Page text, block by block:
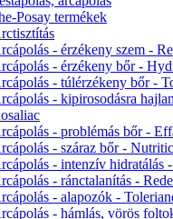
Posay termékek
- érzékeny szem -
- érzékeny bőr -
- túlérzékeny bőr -
- kipirosodásra
- problémás bőr -
- száraz bőr - Nutritic
- intenzív hidratálás
- ránctalanítás -
- alapozók -
- hámlás, vörös